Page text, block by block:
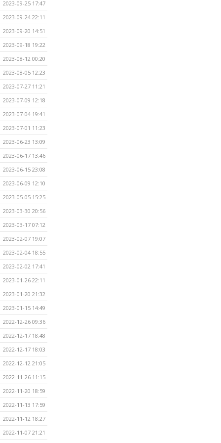
2023-09-25 17:47
2023-09-24 22:11
2023-09-20 14:51
2023-09-18 19:22
2023-08-12 00:20
2023-08-05 12:23
2023-07-27 11:21
2023-07-09 12:18
2023-07-04 19:41
2023-07-01 11:23
2023-06-23 13:09
2023-06-17 13:46
2023-06-15 23:08
2023-06-09 12:10
2023-05-05 15:25
2023-03-30 20:56
2023-03-17 07:12
2023-02-07 19:07
2023-02-04 18:55
2023-02-02 17:41
2023-01-26 22:11
2023-01-20 21:32
2023-01-15 14:49
2022-12-26 09:36
2022-12-17 18:48
2022-12-17 18:03
2022-12-12 21:05
2022-11-26 11:15
2022-11-20 18:59
2022-11-13 17:59
2022-11-12 18:27
2022-11-07 21:21